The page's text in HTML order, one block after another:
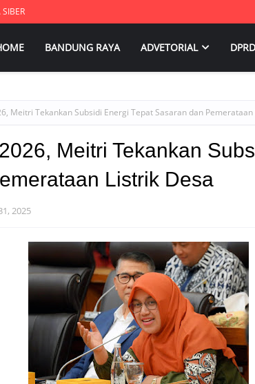
BANDUNG RAYA ADVETORIAL
Meitri Tekankan Subsidi Energi Tepat Sasaran dan
Meitri Tekankan
Listrik Desa
2025